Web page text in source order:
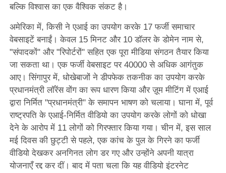
बल्कि विश्वास का एक वैश्विक संकट है।
अमेरिका में, किसी ने एआई का उपयोग करके 17 फर्जी समाचार
वेबसाइटें बनाईं। केवल 15 मिनट और 10 डॉलर के डोमेन नाम से,
"संपादकों" और "रिपोर्टरों" सहित एक पूरा मीडिया संगठन तैयार किया
जा सकता था। एक फर्जी वेबसाइट पर 40000 से अधिक आगंतुक
आए। सिंगापुर में, धोखेबाजों ने डीपफेक तकनीक का उपयोग करके
प्रधानमंत्री लॉरेंस वोंग का रूप धारण किया और ज़ूम मीटिंग में एआई
द्वारा निर्मित "प्रधानमंत्री" के समापन भाषण को चलाया। घाना में, पूर्व
राष्ट्रपति के एआई-निर्मित वीडियो का उपयोग करके लोगों को धोखा
देने के आरोप में 11 लोगों को गिरफ्तार किया गया। चीन में, इस साल
मई दिवस की छुट्टी से पहले, एक कांच के पुल के गिरने का फर्जी
वीडियो देखकर अनगिनत लोग डर गए और उन्होंने अपनी यात्रा
योजनाएँ रद्द कर दीं। बाद में पता चला कि यह वीडियो इंटरनेट